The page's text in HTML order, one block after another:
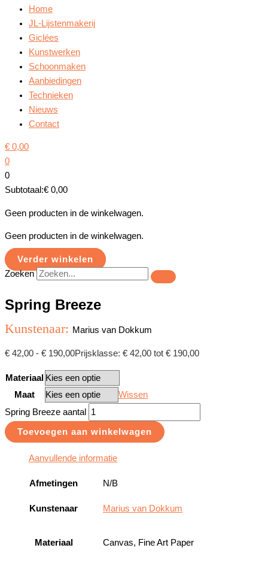
Home
JL-Lijstenmakerij
Giclées
Kunstwerken
Schoonmaken
Aanbiedingen
Technieken
Nieuws
Contact
€ 0,00
0
0
Subtotaal:€ 0,00
Geen producten in de winkelwagen.
Geen producten in de winkelwagen.
Verder winkelen
Zoeken
Spring Breeze
Kunstenaar: Marius van Dokkum
€ 42,00 - € 190,00Prijsklasse: € 42,00 tot € 190,00
Materiaal
Maat
Wissen
Spring Breeze aantal
Toevoegen aan winkelwagen
Aanvullende informatie
Afmetingen N/B
Kunstenaar Marius van Dokkum
Materiaal Canvas, Fine Art Paper